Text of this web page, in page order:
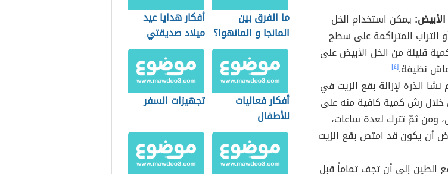
يمكن استخدام الخل
التراب المتراكمة على سطح
قليلة من الخل الأبيض على
نظيفة.[٤]
الذرة لإزالة بقع الزيت في
رش كمية كافية منه على
ومن ثمّ تترك لعدة ساعات،
أن يكون قد امتص بقع الزيت
الطين إلى أن تجف تماماً قبل
ما الفرق بين
المانجا و المانهوا؟
أفكار هدايا عيد
ميلاد صديقتي
أفكار فعاليات
للأطفال
تجهيزات السفر